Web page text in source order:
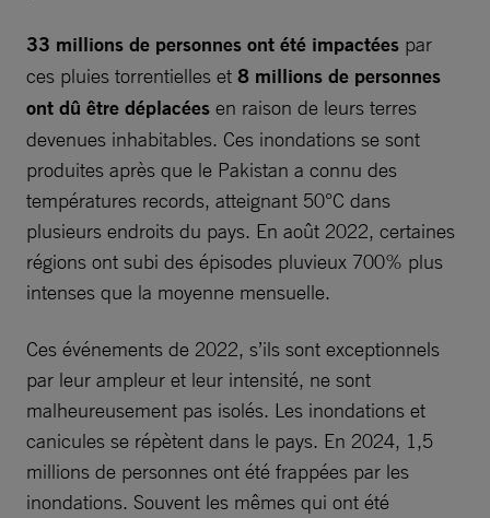
33 millions de personnes ont été impactées par
ces pluies torrentielles et 8 millions de personnes
ont dû être déplacées en raison de leurs terres
devenues inhabitables. Ces inondations se sont
produites après que le Pakistan a connu des
températures records, atteignant 50°C dans
plusieurs endroits du pays. En août 2022, certaines
régions ont subi des épisodes pluvieux 700% plus
intenses que la moyenne mensuelle.
Ces événements de 2022, s’ils sont exceptionnels
par leur ampleur et leur intensité, ne sont
malheureusement pas isolés. Les inondations et
canicules se répètent dans le pays. En 2024, 1,5
millions de personnes ont été frappées par les
inondations. Souvent les mêmes qui ont été